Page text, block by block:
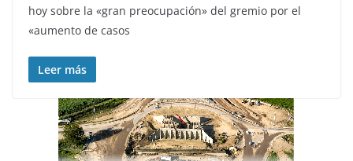
hoy sobre la «gran preocupación» del gremio por el
«aumento de casos
Leer más